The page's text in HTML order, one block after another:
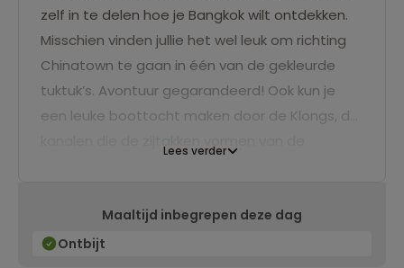
zelf in te delen hoe je Bangkok wilt ontdekken.
Misschien vinden jullie het wel leuk om richting
Chinatown te gaan in één van de gekleurde
tuktuk’s. Avontuur gegarandeerd! Ook kun je
een leuke boottocht maken door de Klongs, de
stad, ver van de wolkenkrabbers en grote
winkelcentra. Met een longtailboot vaar je door
Lees verder
Maaltijd inbegrepen deze dag
Ontbijt